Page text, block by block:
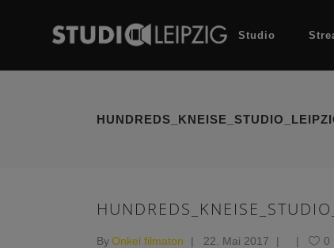
Studio
ByOnkel filmaton 22. Mai 2017 0